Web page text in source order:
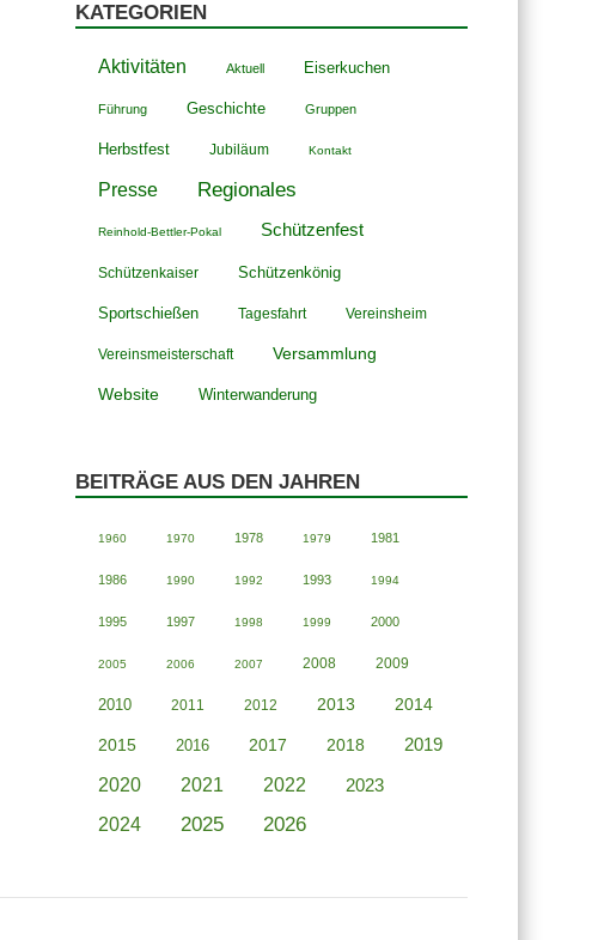
KATEGORIEN
Aktivitäten Aktuell Eiserkuchen
Führung Geschichte Gruppen
Herbstfest Jubiläum Kontakt
Presse Regionales
Reinhold-Bettler-Pokal Schützenfest
Schützenkaiser Schützenkönig
Sportschießen Tagesfahrt Vereinsheim
Vereinsmeisterschaft Versammlung
Website Winterwanderung
BEITRÄGE AUS DEN JAHREN
1960 1970 1978 1979 1981
1986 1990 1992 1993 1994
1995 1997 1998 1999 2000
2005 2006 2007 2008 2009
2010 2011 2012 2013 2014
2015 2016 2017 2018 2019
2020 2021 2022
2023
2024
2025 2026